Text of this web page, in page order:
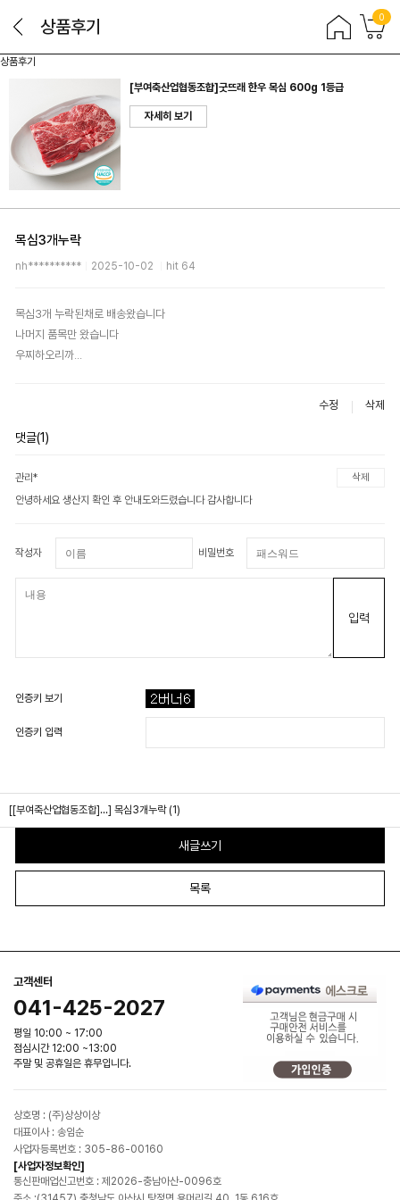
상품후기 0
상품후기
[부여축산업협동조합]굿뜨래 한우 목심 600g 1등급
자세히 보기
목심3개누락
nh********** 2025-10-02 hit 64
목심3개 누락된채로 배송왔습니다
나머지 품목만 왔습니다
우찌하오리까...
수정 삭제
댓글(1)
관리* 삭제
안녕하세요 생산지 확인 후 안내도와드렸습니다 감사합니다
작성자 비밀번호
입력
인증키 보기
인증키 입력
[[부여축산업협동조합]...] 목심3개누락 (1)
새글쓰기
목록
고객센터
041-425-2027
평일 10:00 ~ 17:00
점심시간 12:00 ~13:00
주말 및 공휴일은 휴무입니다.
상호명 : (주)상상이상
대표이사 : 송임순
사업자등록번호 : 305-86-00160
[사업자정보확인]
통신판매업신고번호 : 제2026-충남아산-0096호